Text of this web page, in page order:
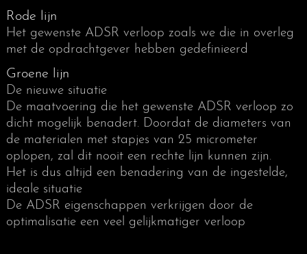
demping en de afregeling daarvan. Ook een
verkeerde dimensionering van de besnaring kan
problemen met de demping veroorzaken
De gelijkmatigheid van de Attack, Decay, Sustain
en Release (ADSR) vinden wij van groot belang,
omdat die veel invloed heeft op de speelbaarheid
van het instrument
Rode lijn
Het gewenste ADSR verloop zoals we die in overleg
met de opdrachtgever hebben gedefinieerd
Groene lijn
De nieuwe situatie
De maatvoering die het gewenste ADSR verloop zo
dicht mogelijk benadert. Doordat de diameters van
de materialen met stapjes van 25 micrometer
oplopen, zal dit nooit een rechte lijn kunnen zijn.
Het is dus altijd een benadering van de ingestelde,
ideale situatie
De ADSR eigenschappen verkrijgen door de
optimalisatie een veel gelijkmatiger verloop